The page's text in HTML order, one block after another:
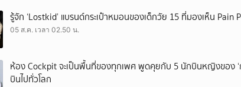
รู้จัก ‘Lostkid’ แบรนด์กระเป๋าหมอนของเด็กวัย 15 ที่มองเห็น Pain
05 ส.ค. เวลา 02.50 น.
ห้อง Cockpit จะเป็นพื้นที่ของทุกเพศ พูดคุยกับ 5 นักบินหญิงของ ‘
บินไปทั่วโลก